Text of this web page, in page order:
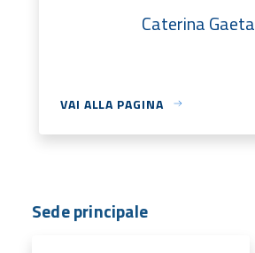
Caterina Gaeta
VAI ALLA PAGINA
Sede principale